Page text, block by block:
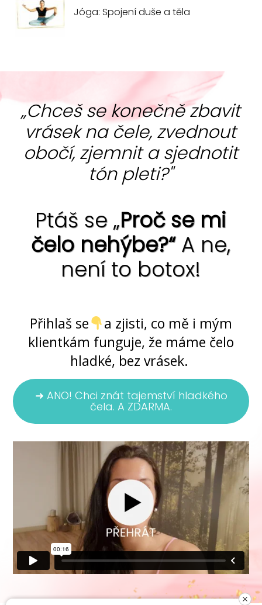
Jóga: Spojení duše a těla
„Chceš se konečně zbavit
vrásek na čele, zvednout
obočí, zjemnit a sjednotit
tón pleti?"
Ptáš se „Proč se mi
čelo nehýbe?“A ne,
není to botox!
Přihlaš se
a zjisti, co mě i mým
klientkám funguje, že máme čelo
hladké, bez vrásek.
➜ ANO! Chci znát tajemství hladkého
čela. A ZDARMA.